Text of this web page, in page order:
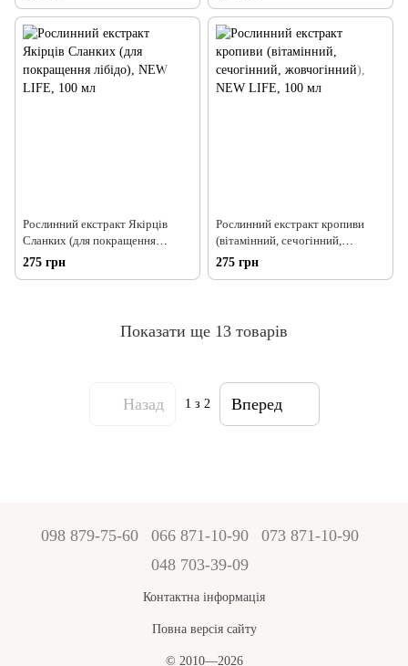
Рослинний екстракт Якірців
Сланких (для покращення
лібідо), NEW LIFE, 100 мл
275 грн
Рослинний екстракт кропиви
(вітамінний, сечогінний,
жовчогінний), NEW LIFE, 100 мл
275 грн
Показати ще 13 товарів
Назад 1 з 2 Вперед
098 879-75-60 066 871-10-90
073 871-10-90
048 703-39-09
Контактна інформація
Повна версія сайту
© 2010—2026